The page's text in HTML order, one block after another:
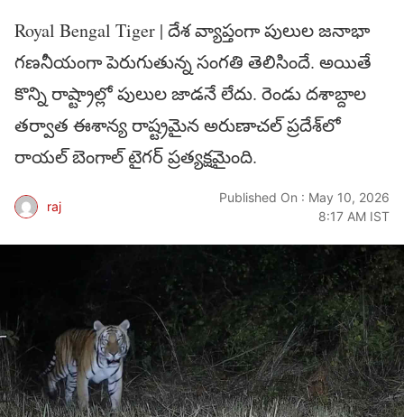
Royal Bengal Tiger | దేశ వ్యాప్తంగా పులుల జ‌నాభా
గ‌ణ‌నీయంగా పెరుగుతున్న సంగ‌తి తెలిసిందే. అయితే
కొన్ని రాష్ట్రాల్లో పులుల జాడ‌నే లేదు. రెండు ద‌శాబ్దాల
త‌ర్వాత ఈశాన్య రాష్ట్ర‌మైన అరుణాచ‌ల్ ప్ర‌దేశ్‌లో
రాయ‌ల్ బెంగాల్ టైగ‌ర్ ప్ర‌త్య‌క్ష‌మైంది.
raj
Published On : May 10, 2026
8:17 AM IST